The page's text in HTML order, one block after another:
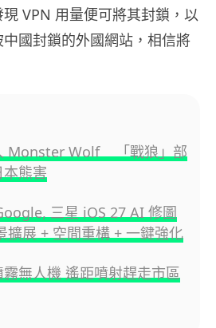
VPN 用量便可將其封鎖，以
國封鎖的外國網站，相信將
Monster Wolf 「戰狼」部
熊害
三星 iOS 27 AI 修圖
擴展 + 空間重構 + 一鍵強化
無人機 遙距噴射趕走市區